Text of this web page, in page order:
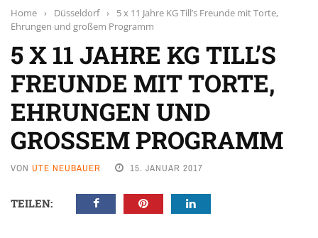
Home › Düsseldorf ›
5 x 11 Jahre KG Till’s Freunde mit Torte,
Ehrungen und großem Programm
5 X 11 JAHRE KG TILL’S
FREUNDE MIT TORTE,
EHRUNGEN UND
GROSSEM PROGRAMM
VON UTE NEUBAUER 15. JANUAR 2017
TEILEN: